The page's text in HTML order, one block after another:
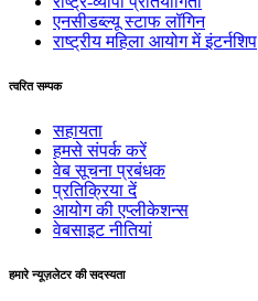
एनसीडब्ल्यू स्टाफ लॉगिन
राष्ट्रीय महिला आयोग में इंटर्नशिप
त्वरित सम्पक
सहायता
हमसे संपर्क करें
वेब सूचना प्रबंधक
प्रतिक्रिया दें
आयोग की एप्लीकेशन्स
वेबसाइट नीतियां
हमारे न्यूज़लेटर की सदस्यता